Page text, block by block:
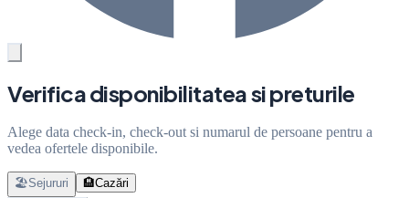
Verifica disponibilitatea si preturile
Alege data check-in, check-out si numarul de persoane pentru a
vedea ofertele disponibile.
🏖️Sejururi 🏨Cazări